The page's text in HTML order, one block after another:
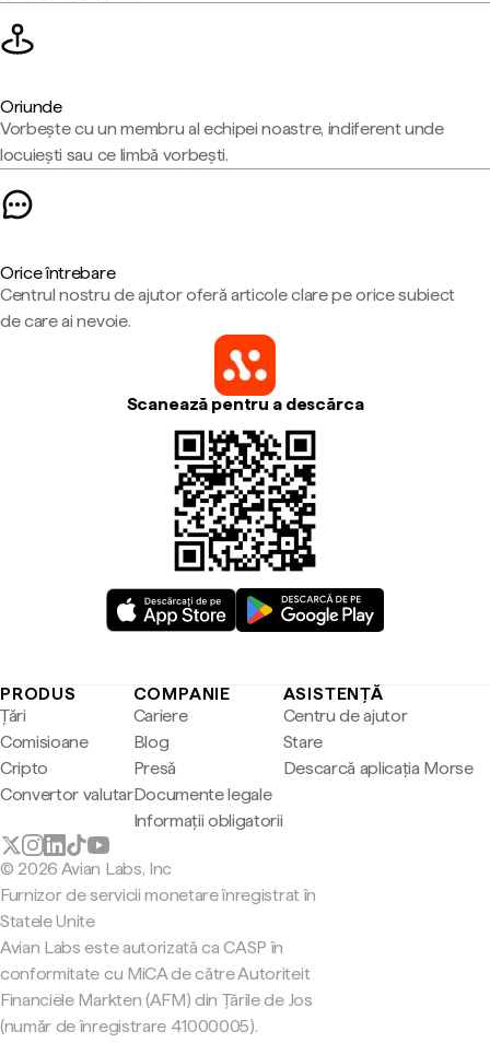
Oriunde
Vorbește cu un membru al echipei noastre, indiferent unde
locuiești sau ce limbă vorbești.
Orice întrebare
Centrul nostru de ajutor oferă articole clare pe orice subiect
de care ai nevoie.
Scanează pentru a descărca
PRODUS
Țări
Comisioane
Cripto
Convertor valutar
COMPANIE
Cariere
Blog
Presă
Documente legale
Informații obligatorii
ASISTENȚĂ
Centru de ajutor
Stare
Descarcă aplicația Morse
© 2026 Avian Labs, Inc
Furnizor de servicii monetare înregistrat în
Statele Unite
Avian Labs este autorizată ca CASP în
conformitate cu MiCA de către Autoriteit
Financiële Markten (AFM) din Țările de Jos
(număr de înregistrare 41000005).